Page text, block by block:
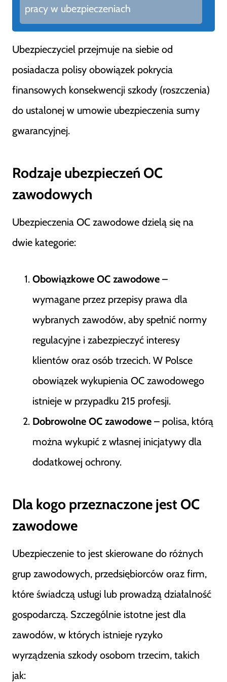
pracy w ubezpieczeniach
Ubezpieczyciel przejmuje na siebie od
posiadacza polisy obowiązek pokrycia
finansowych konsekwencji szkody (roszczenia)
do ustalonej w umowie ubezpieczenia sumy
gwarancyjnej.
Rodzaje ubezpieczeń OC
zawodowych
Ubezpieczenia OC zawodowe dzielą się na
dwie kategorie:
Obowiązkowe OC zawodowe –
wymagane przez przepisy prawa dla
wybranych zawodów, aby spełnić normy
regulacyjne i zabezpieczyć interesy
klientów oraz osób trzecich. W Polsce
obowiązek wykupienia OC zawodowego
istnieje w przypadku 215 profesji.
Dobrowolne OC zawodowe – polisa, którą
można wykupić z własnej inicjatywy dla
dodatkowej ochrony.
Dla kogo przeznaczone jest OC
zawodowe
Ubezpieczenie to jest skierowane do różnych
grup zawodowych, przedsiębiorców oraz firm,
które świadczą usługi lub prowadzą działalność
gospodarczą. Szczególnie istotne jest dla
zawodów, w których istnieje ryzyko
wyrządzenia szkody osobom trzecim, takich
jak: